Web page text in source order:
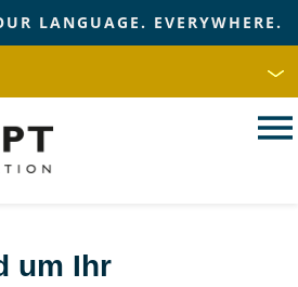
LANGUAGE. EVERYWHERE.
um Ihr